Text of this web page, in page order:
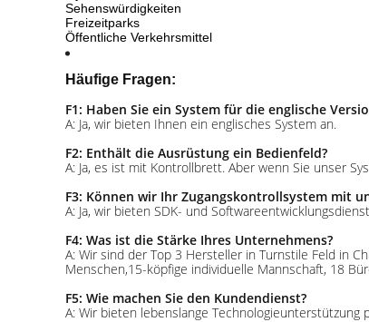
Sehenswürdigkeiten
Freizeitparks
Öffentliche Verkehrsmittel
Häufige Fragen:
F1: Haben Sie ein System für die englische
A: Ja, wir bieten Ihnen ein englisches System an.
F2: Enthält die Ausrüstung ein Bedienfeld?
A: Ja, es ist mit Kontrollbrett. Aber wenn Sie unser
F3: Können wir Ihr Zugangskontrollsystem mit
A: Ja, wir bieten SDK- und
F4: Was ist die Stärke Ihres Unternehmens?
A: Wir sind der Top 3 Hersteller in Turnstile Feld in
Menschen,15-köpfige individuelle Mannschaft, 18
F5: Wie machen Sie den Kundendienst?
A: Wir bieten lebenslange